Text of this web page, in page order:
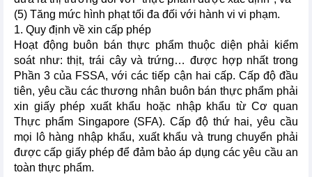
(5) Tăng mức hình phạt tối đa đối với hành vi vi phạm.
1. Quy định về xin cấp phép
Hoạt động buôn bán thực phẩm thuộc diện phải kiểm
soát như: thịt, trái cây và trứng… được hợp nhất trong
Phần 3 của FSSA, với các tiếp cận hai cấp. Cấp độ đầu
tiên, yêu cầu các thương nhân buôn bán thực phẩm phải
xin giấy phép xuất khẩu hoặc nhập khẩu từ Cơ quan
Thực phẩm Singapore (SFA). Cấp độ thứ hai, yêu cầu
mọi lô hàng nhập khẩu, xuất khẩu và trung chuyển phải
được cấp giấy phép để đảm bảo áp dụng các yêu cầu an
toàn thực phẩm.